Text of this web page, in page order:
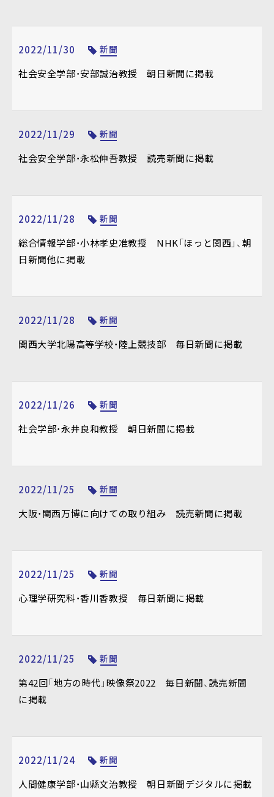
2022/11/30 新聞
社会安全学部・安部誠治教授 朝日新聞に掲載
2022/11/29 新聞
社会安全学部・永松伸吾教授 読売新聞に掲載
2022/11/28 新聞
総合情報学部・小林孝史准教授 NHK「ほっと関西」、朝
日新聞他に掲載
2022/11/28 新聞
関西大学北陽高等学校・陸上競技部 毎日新聞に掲載
2022/11/26 新聞
社会学部・永井良和教授 朝日新聞に掲載
2022/11/25 新聞
大阪・関西万博に向けての取り組み 読売新聞に掲載
2022/11/25 新聞
心理学研究科・香川香教授 毎日新聞に掲載
2022/11/25 新聞
第42回「地方の時代」映像祭2022 毎日新聞、読売新聞
に掲載
2022/11/24 新聞
人間健康学部・山縣文治教授 朝日新聞デジタルに掲載